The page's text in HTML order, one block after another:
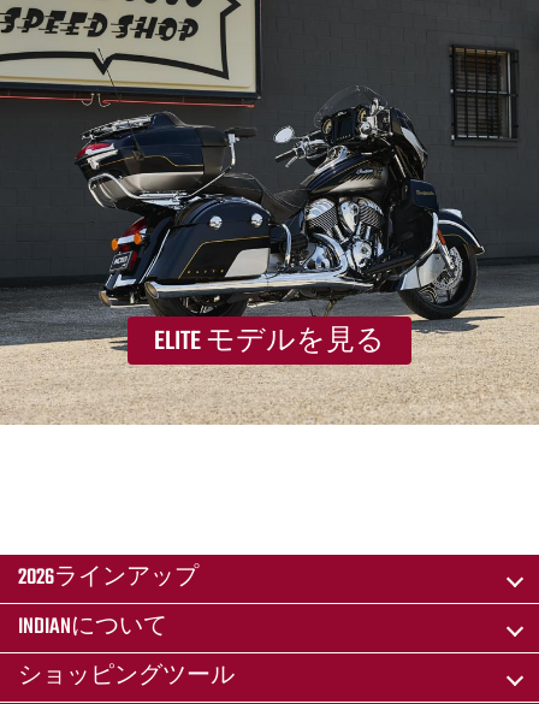
ELITE モデルを見る
2026ラインアップ
INDIANについて
ショッピングツール